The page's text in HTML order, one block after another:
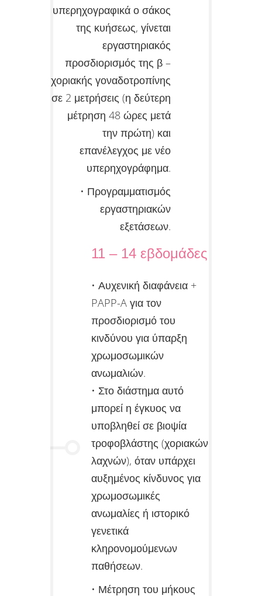
υπερηχογραφικά ο σάκος
της κυήσεως, γίνεται
εργαστηριακός
προσδιορισμός της β –
χοριακής γοναδοτροπίνης
σε 2 μετρήσεις (η δεύτερη
μέτρηση 48 ώρες μετά
την πρώτη) και
επανέλεγχος με νέο
υπερηχογράφημα.
• Προγραμματισμός
εργαστηριακών
εξετάσεων.
11 – 14 εβδομάδες
• Αυχενική διαφάνεια +
PAPP-A για τον
προσδιορισμό του
κινδύνου για ύπαρξη
χρωμοσωμικών
ανωμαλιών.
• Στο διάστημα αυτό
μπορεί η έγκυος να
υποβληθεί σε βιοψία
τροφοβλάστης (χοριακών
λαχνών), όταν υπάρχει
αυξημένος κίνδυνος για
χρωμοσωμικές
ανωμαλίες ή ιστορικό
γενετικά
κληρονομούμενων
παθήσεων.
• Μέτρηση του μήκους